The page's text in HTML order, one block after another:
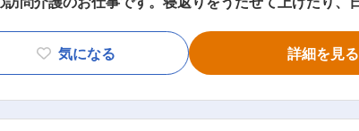
行するので安心！ ■━━━ 1日のスケジュール例 ━━━□ 【日勤】 ◇9:00～
気になる 詳細を見る